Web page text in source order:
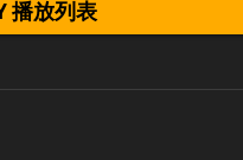
播放列表